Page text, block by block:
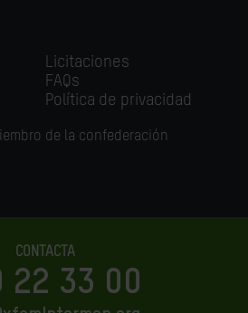
Licitaciones
FAQs
Política de privacidad
de la confederación
CONTACTA
22 33 00